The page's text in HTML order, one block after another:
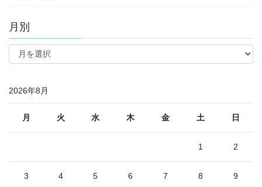
月別
月
2026年8月
月 火 水 木 金 土 日
1 2
3 4 5 6 7 8 9